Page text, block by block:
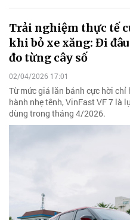
Trải nghiệm thực tế
khi bỏ xe xăng: Đi
đo từng cây số
02/04/2026 17:01
Từ mức giá lăn bánh cực hời
hành nhẹ tênh, VinFast VF 7 là
dùng trong tháng 4/2026.